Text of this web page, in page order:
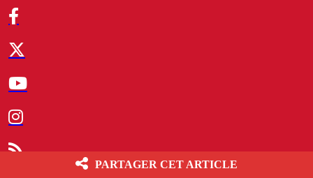
© 2007-2026 Boulevard Voltaire
PARTAGER CET ARTICLE